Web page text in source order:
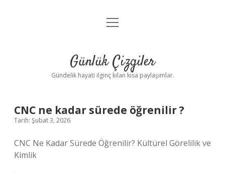
Anasayfa
Yasal Uyarı
menüyü
Günlük Çizgiler
Gündelik hayatı ilginç kılan kısa paylaşımlar.
CNC ne kadar sürede öğrenilir ?
Tarih: Şubat 3, 2026
CNC Ne Kadar Sürede Öğrenilir? Kültürel Görelilik ve
Kimlik